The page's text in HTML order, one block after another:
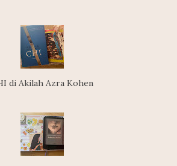
di Akilah Azra Kohen